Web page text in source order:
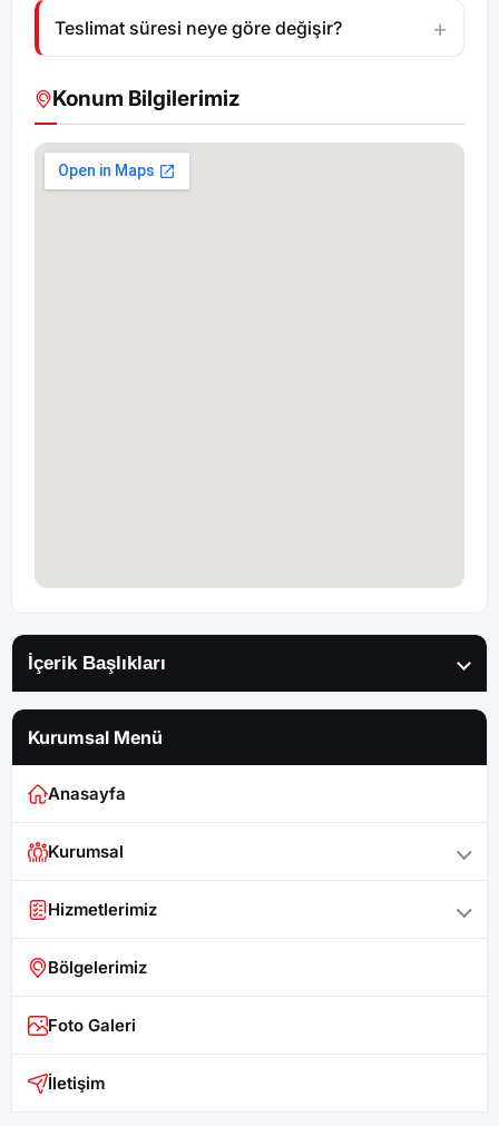
Teslimat süresi neye göre değişir?
Konum Bilgilerimiz
İçerik Başlıkları
Kurumsal Menü
Anasayfa
Kurumsal
Hizmetlerimiz
Bölgelerimiz
Foto Galeri
İletişim